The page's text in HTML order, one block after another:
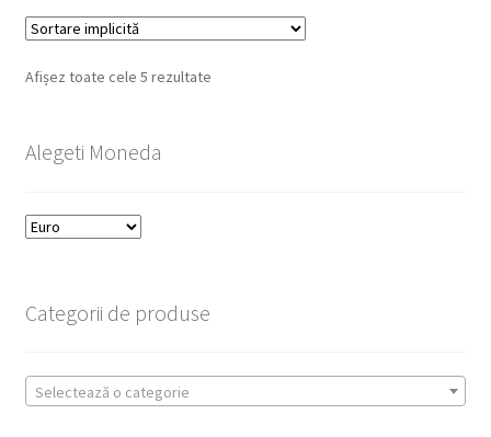
Afișez toate cele 5 rezultate
Alegeti Moneda
Categorii de produse
Selectează o categorie